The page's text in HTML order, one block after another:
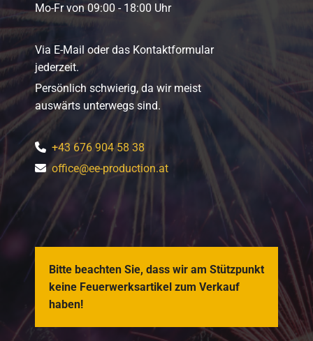
Mo-Fr von 09:00 - 18:00 Uhr
Via E-Mail oder das Kontaktformular
jederzeit.
Persönlich schwierig, da wir meist
auswärts unterwegs sind.
 +43 676 904 58 38
 office@ee-production.at
Bitte beachten Sie, dass wir am Stützpunkt
keine Feuerwerksartikel zum Verkauf
haben!